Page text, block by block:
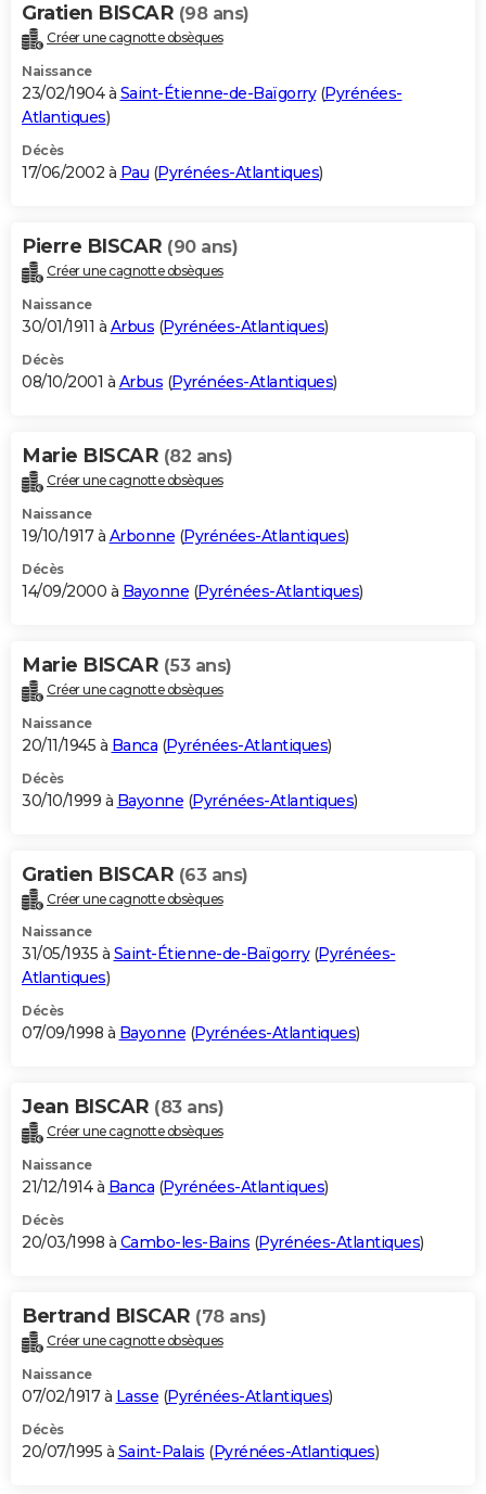
Gratien BISCAR (98 ans)
Créer une cagnotte obsèques
Naissance
23/02/1904 à Saint-Étienne-de-Baïgorry(Pyrénées-
Atlantiques)
Décès
17/06/2002 à Pau (Pyrénées-Atlantiques)
Pierre BISCAR (90 ans)
Créer une cagnotte obsèques
Naissance
30/01/1911 à Arbus (Pyrénées-Atlantiques)
Décès
08/10/2001 à Arbus (Pyrénées-Atlantiques)
Marie BISCAR (82 ans)
Créer une cagnotte obsèques
Naissance
19/10/1917 à Arbonne (Pyrénées-Atlantiques)
Décès
14/09/2000 à Bayonne (Pyrénées-Atlantiques)
Marie BISCAR (53 ans)
Créer une cagnotte obsèques
Naissance
20/11/1945 à Banca (Pyrénées-Atlantiques)
Décès
30/10/1999 à Bayonne (Pyrénées-Atlantiques)
Gratien BISCAR (63 ans)
Créer une cagnotte obsèques
Naissance
31/05/1935 à Saint-Étienne-de-Baïgorry(Pyrénées-
Atlantiques)
Décès
07/09/1998 à Bayonne (Pyrénées-Atlantiques)
Jean BISCAR (83 ans)
Créer une cagnotte obsèques
Naissance
21/12/1914 à Banca (Pyrénées-Atlantiques)
Décès
20/03/1998 à Cambo-les-Bains (Pyrénées-Atlantiques)
Bertrand BISCAR (78 ans)
Créer une cagnotte obsèques
Naissance
07/02/1917 à Lasse (Pyrénées-Atlantiques)
Décès
20/07/1995 à Saint-Palais (Pyrénées-Atlantiques)